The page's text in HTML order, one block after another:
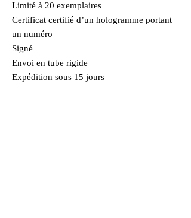
Limité à 20 exemplaires
Certificat certifié d’un hologramme portant
un numéro
Signé
Envoi en tube rigide
Expédition sous 15 jours